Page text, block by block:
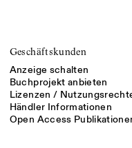
Geschäftskunden
Anzeige schalten
Buchprojekt anbieten
Lizenzen /
Händler Informationen
Open Access